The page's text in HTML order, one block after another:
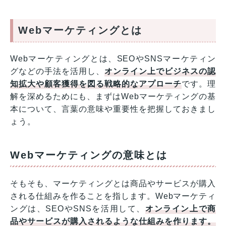
Webマーケティングとは
Webマーケティングとは、SEOやSNSマーケティン
グなどの手法を活用し、オンライン上でビジネスの認
知拡大や顧客獲得を図る戦略的なアプローチです。理
解を深めるためにも、まずはWebマーケティングの基
本について、言葉の意味や重要性を把握しておきまし
ょう。
Webマーケティングの意味とは
そもそも、マーケティングとは商品やサービスが購入
される仕組みを作ることを指します。Webマーケティ
ングは、SEOやSNSを活用して、 オンライン上で商
品やサービスが購入されるような仕組みを作ります。